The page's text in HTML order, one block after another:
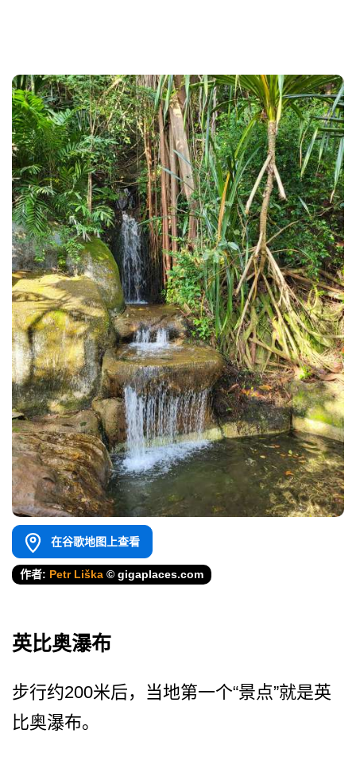
在谷歌地图上查看
作者: Petr Liška © gigaplaces.com
英比奥瀑布
步行约200米后，当地第一­个“景点”就是英
比奥瀑布。